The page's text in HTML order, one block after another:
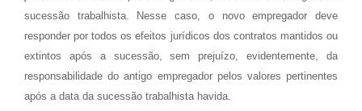
sucessão trabalhista. Nesse caso, o novo empregador deve
responder por todos os efeitos jurídicos dos contratos mantidos ou
extintos após a sucessão, sem prejuízo, evidentemente, da
responsabilidade do antigo empregador pelos valores pertinentes
após a data da sucessão trabalhista havida.